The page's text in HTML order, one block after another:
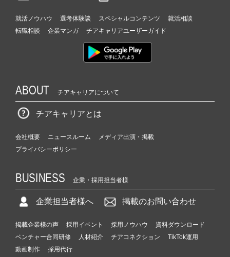
就活ノウハウ 選考体験談 スペシャルコンテンツ
就活相談
転職相談
企業マンガ チアキャリアユーザーガイド
ABOUT チアキャリアについて
チアキャリアとは
会社概要 ニュースルーム
メディア出演・掲載
プライバシーポリシー
BUSINESS 企業・採用担当者様
企業担当者様へ 掲載のお問い合わせ
掲載企業様の声 採用イベント 採用ノウハウ
資料ダウンロード
ベンチャー合同研修
人材紹介 チアコネクション
TikTok運用
動画制作
採用代行